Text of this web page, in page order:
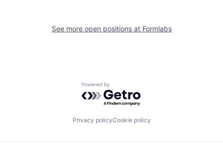
See more open positions at Formlabs
Powered by Getro.com
Privacy policyCookie policy